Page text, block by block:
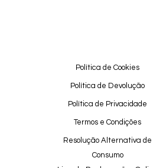
Política de Cookies
Política de Devolução
Política de Privacidade
Termos e Condições
Resolução Alternativa de
Consumo